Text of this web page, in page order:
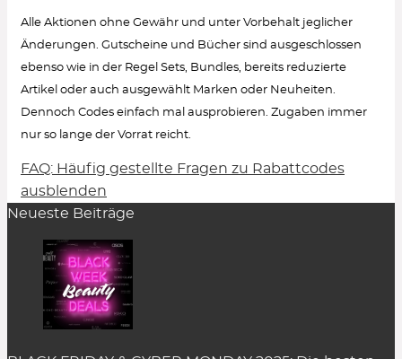
Alle Aktionen ohne Gewähr und unter Vorbehalt jeglicher
Änderungen. Gutscheine und Bücher sind ausgeschlossen
ebenso wie in der Regel Sets, Bundles, bereits reduzierte
Artikel oder auch ausgewählt Marken oder Neuheiten.
Dennoch Codes einfach mal ausprobieren. Zugaben immer
nur so lange der Vorrat reicht.
Wie löse ich einen Rabattcode ein?
Um den Gutschein-Code anzuzeigen, klicke in
der Rabatt-Beschreibung auf den Button
zeigen“. Es öffnet sich ein Pop-up-Fenster.
Einfach auf„kopieren“
zwischengespeichert.
FAQ: Häufig gestellte Fragen zu Rabattcodes
ausblenden
Neueste Beiträge